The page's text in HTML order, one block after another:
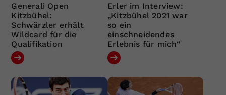
Generali Open
Kitzbühel:
Schwärzler erhält
Wildcard für die
Qualifikation
Erler im Interview:
„Kitzbühel 2021 war
so ein
einschneidendes
Erlebnis für mich“